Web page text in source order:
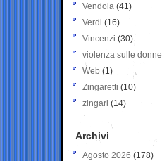
Vendola (41)
Verdi (16)
Vincenzi (30)
violenza sulle donne
Web (1)
Zingaretti (10)
zingari (14)
Archivi
Agosto 2026 (178)